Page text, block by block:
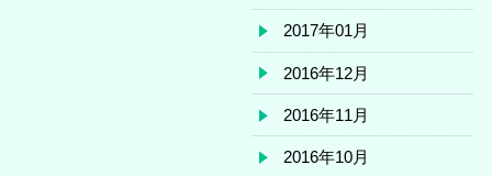
2017年01月
2016年12月
2016年11月
2016年10月